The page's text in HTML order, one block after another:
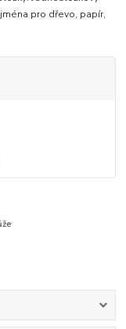
pro dřevo, papír,